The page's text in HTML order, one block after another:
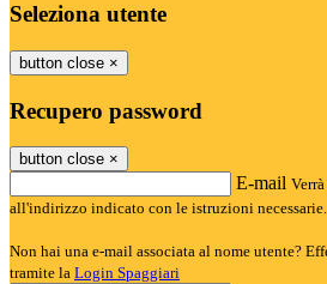
Seleziona utente
button close ×
Recupero password
button close ×
E-mail
all'indirizzo indicato con le istruzioni necessarie.
Non hai una e-mail associata al nome utente?
tramite la Login Spaggiari